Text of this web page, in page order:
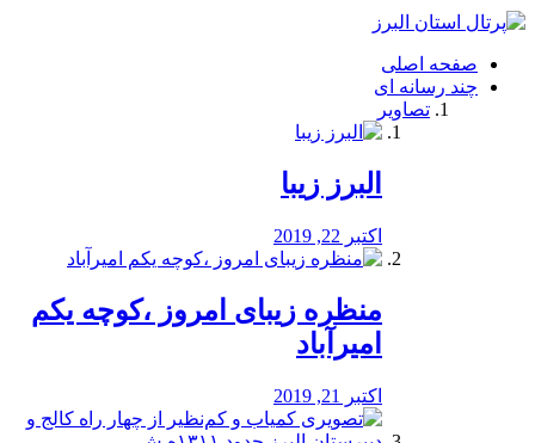
فصد
شرق
تهران
خشکشویی
صفحه اصلی
چند رسانه ای
تصاویر
البرز زیبا
اکتبر 22, 2019
منظره‌‌ زیبای امروز ،کوچه یکم
امیرآباد
اکتبر 21, 2019